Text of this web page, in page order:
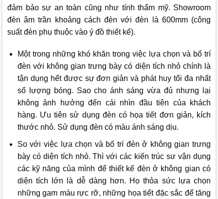
đảm bảo sự an toàn cũng như tính thẩm mỹ. Showroom
đèn âm trần khoảng cách đèn với đèn là 600mm (công
suất đèn phụ thuộc vào ý đồ thiết kế).
Một trong những khó khăn trong việc lựa chọn và bố trí
đèn với không gian trưng bày có diện tích nhỏ chính là
tận dụng hết được sự đơn giản và phát huy tối đa nhất
số lượng bóng. Sao cho ánh sáng vừa đủ nhưng lại
không ảnh hưởng đến cái nhìn đầu tiên của khách
hàng. Ưu tiên sử dụng đèn có họa tiết đơn giản, kích
thước nhỏ. Sử dụng đèn có màu ánh sáng dịu.
So với việc lựa chọn và bố trí đèn ở không gian trưng
bày có diện tích nhỏ. Thì với các kiến trúc sư vận dụng
các kỹ năng của mình để thiết kế đèn ở không gian có
diện tích lớn là dễ dàng hơn. Họ thỏa sức lựa chọn
những gam màu rực rỡ, những họa tiết đặc sắc để tăng